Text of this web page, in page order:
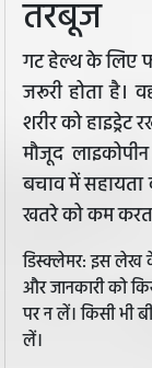
तरबूज
गट हेल्थ के लिए
जरूरी होता है।
शरीर को
मौजूद
बचाव में
खतरे को कम
डिस्क्लेमर: इस लेख
और जानकारी को
पर न लें। किसी भी
लें।